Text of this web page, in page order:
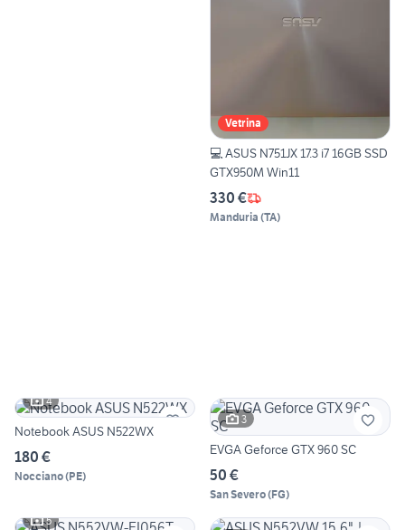
Vetrina
💻 ASUS N751JX 17.3 i7 16GB SSD
GTX950M Win11
330 €
Manduria (TA)
4
Notebook ASUS N522WX
180 €
Nocciano(PE)
3
EVGA Geforce GTX 960 SC
50 €
San Severo(FG)
5